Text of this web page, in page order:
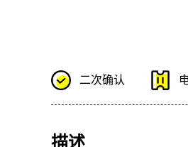
二次确认
描述